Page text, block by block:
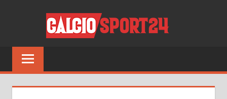
Tutto
sul
del